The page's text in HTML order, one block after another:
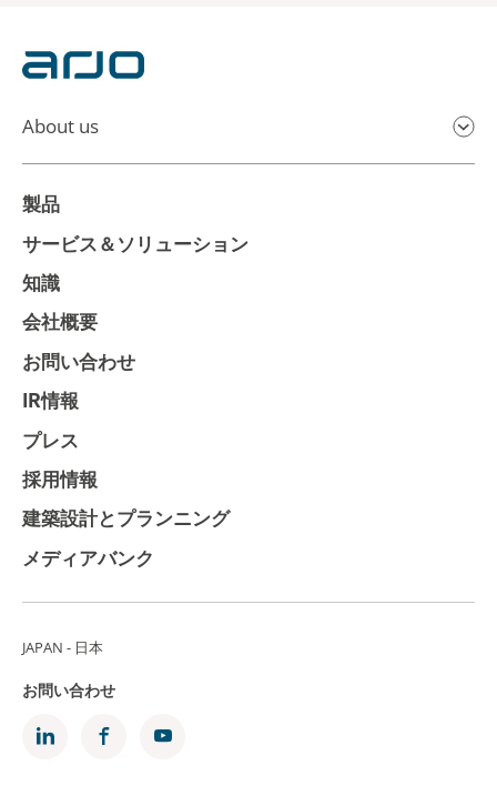
About us
製品
サービス＆ソリューション
知識
会社概要
お問い合わせ
IR情報
プレス
採用情報
建築設計とプランニング
メディアバンク
JAPAN - 日本
お問い合わせ